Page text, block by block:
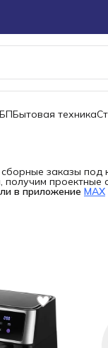
Бытовая техника
заказы
проектные
в приложение MAX